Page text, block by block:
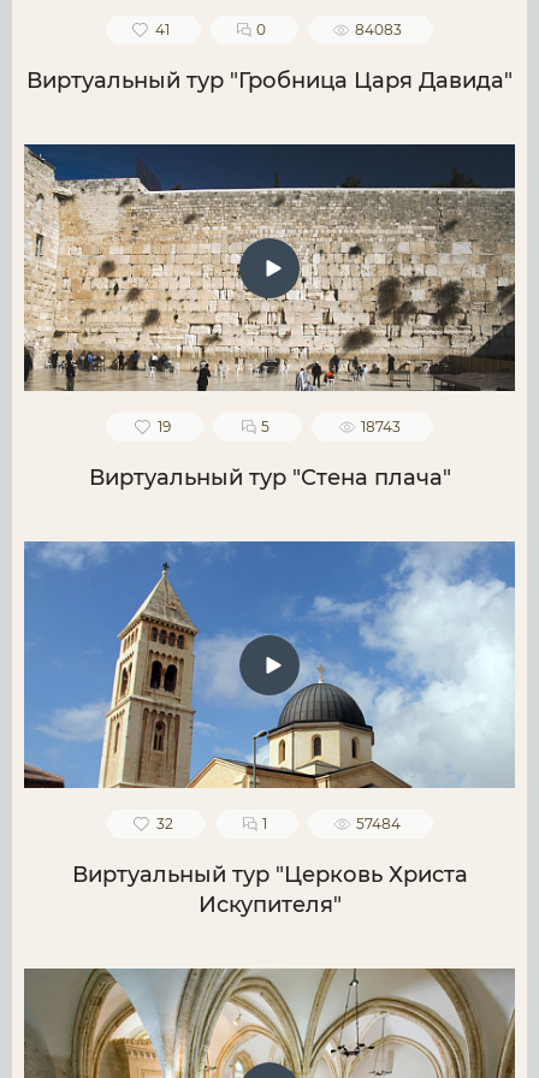
41 0 84083
Виртуальный тур "Гробница Царя Давида"
19 5 18743
Виртуальный тур "Стена плача"
32 1 57484
Виртуальный тур "Церковь Христа
Искупителя"